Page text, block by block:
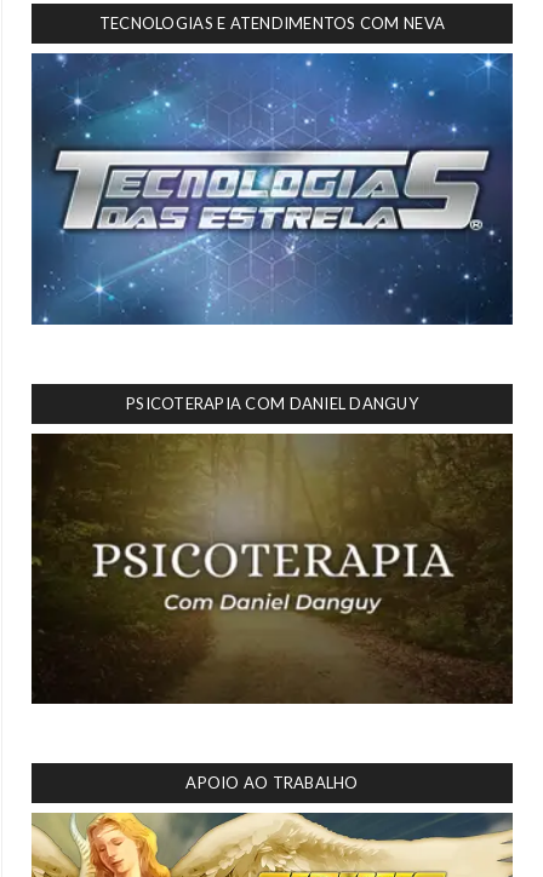
TECNOLOGIAS E ATENDIMENTOS COM NEVA
PSICOTERAPIA COM DANIEL DANGUY
APOIO AO TRABALHO